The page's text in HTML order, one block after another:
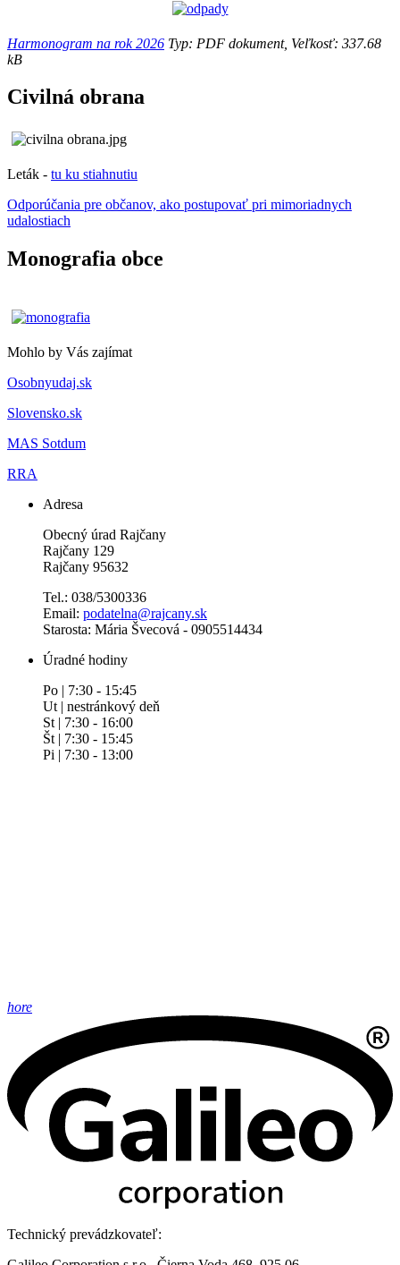
Harmonogram na rok 2026 Typ: PDF dokument, Veľkosť: 337.68
kB
Civilná obrana
Leták - tu ku stiahnutiu
Odporúčania pre občanov, ako postupovať pri mimoriadnych
udalostiach
Monografia obce
Mohlo by Vás zajímat
Osobnyudaj.sk
Slovensko.sk
MAS Sotdum
RRA
Adresa
Obecný úrad Rajčany
Rajčany 129
Rajčany 95632
Tel.: 038/5300336
Email: podatelna@rajcany.sk
Starosta: Mária Švecová - 0905514434
Úradné hodiny
Po | 7:30 - 15:45
Ut | nestránkový deň
St | 7:30 - 16:00
Št | 7:30 - 15:45
Pi | 7:30 - 13:00
hore
Technický prevádzkovateľ: